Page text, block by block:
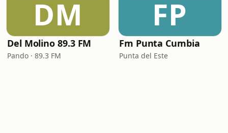
DM
Del Molino 89.3 FM
Pando · 89.3 FM
FP
Fm Punta Cumbia
Punta del Este